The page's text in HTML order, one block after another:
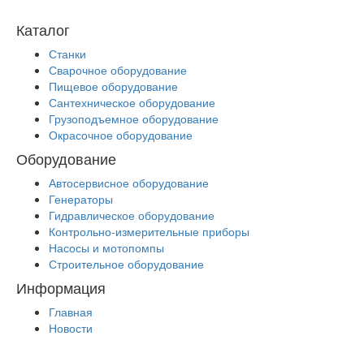
Каталог
Станки
Сварочное оборудование
Пищевое оборудование
Сантехническое оборудование
Грузоподъемное оборудование
Окрасочное оборудование
Оборудование
Автосервисное оборудование
Генераторы
Гидравлическое оборудование
Контрольно-измерительные приборы
Насосы и мотопомпы
Строительное оборудование
Информация
Главная
Новости